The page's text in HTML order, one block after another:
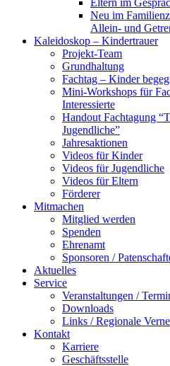
Eltern im
Neu im
Allein- und
Kaleidoskop – Kindertrauer
Projekt-Team
Grundhaltung
Fachtag – Kinder
Mini-Workshops für
Interessierte
Handout Fachtagung
Jugendliche”
Jahresaktionen
Videos für Kinder
Videos für Jugendliche
Videos für Eltern
Förderer
Mitmachen
Mitglied werden
Spenden
Ehrenamt
Sponsoren /
Aktuelles
Service
Veranstaltungen /
Downloads
Links / Regionale
Kontakt
Karriere
Geschäftsstelle